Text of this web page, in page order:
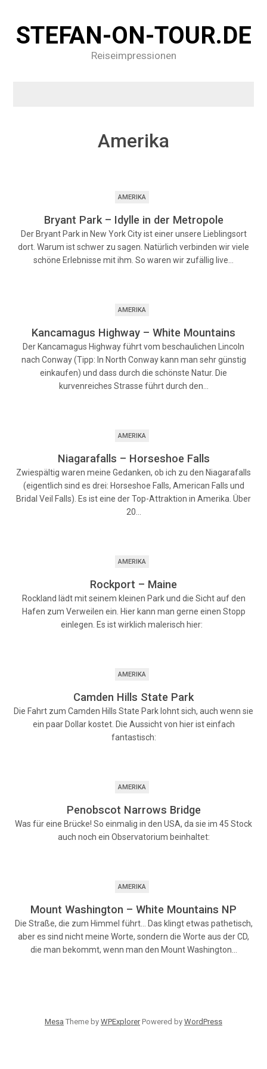
STEFAN-ON-TOUR.DE
Reiseimpressionen
Amerika
AMERIKA
Bryant Park – Idylle in der Metropole
Der Bryant Park in New York City ist einer unsere Lieblingsort
dort. Warum ist schwer zu sagen. Natürlich verbinden wir viele
schöne Erlebnisse mit ihm. So waren wir zufällig live…
AMERIKA
Kancamagus Highway – White Mountains
Der Kancamagus Highway führt vom beschaulichen Lincoln
nach Conway (Tipp: In North Conway kann man sehr günstig
einkaufen) und dass durch die schönste Natur. Die
kurvenreiches Strasse führt durch den…
AMERIKA
Niagarafalls – Horseshoe Falls
Zwiespältig waren meine Gedanken, ob ich zu den Niagarafalls
(eigentlich sind es drei: Horseshoe Falls, American Falls und
Bridal Veil Falls). Es ist eine der Top-Attraktion in Amerika. Über
20…
AMERIKA
Rockport – Maine
Rockland lädt mit seinem kleinen Park und die Sicht auf den
Hafen zum Verweilen ein. Hier kann man gerne einen Stopp
einlegen. Es ist wirklich malerisch hier:
AMERIKA
Camden Hills State Park
Die Fahrt zum Camden Hills State Park lohnt sich, auch wenn sie
ein paar Dollar kostet. Die Aussicht von hier ist einfach
fantastisch:
AMERIKA
Penobscot Narrows Bridge
Was für eine Brücke! So einmalig in den USA, da sie im 45 Stock
auch noch ein Observatorium beinhaltet:
AMERIKA
Mount Washington – White Mountains NP
Die Straße, die zum Himmel führt... Das klingt etwas pathetisch,
aber es sind nicht meine Worte, sondern die Worte aus der CD,
die man bekommt, wenn man den Mount Washington…
Mesa Theme by WPExplorerPowered by WordPress